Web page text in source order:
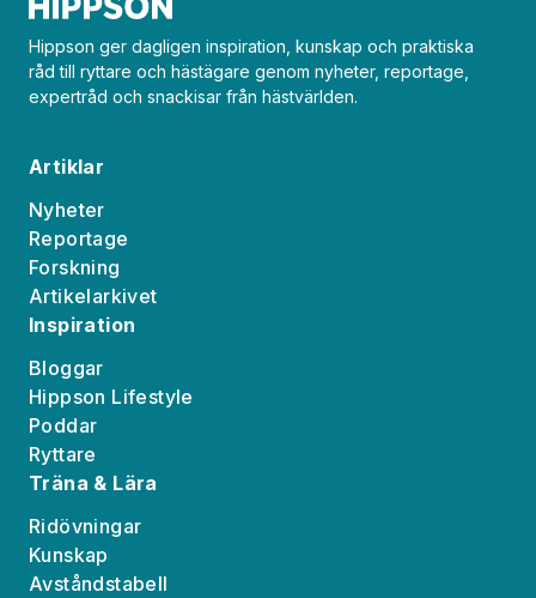
Hippson ger dagligen inspiration, kunskap och praktiska
råd till ryttare och hästägare genom nyheter, reportage,
expertråd och snackisar från hästvärlden.
Artiklar
Nyheter
Reportage
Forskning
Artikelarkivet
Inspiration
Bloggar
Hippson Lifestyle
Poddar
Ryttare
Träna & Lära
Ridövningar
Kunskap
Avståndstabell